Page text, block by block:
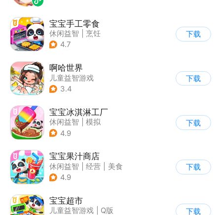
宝宝手工零食
休闲益智
烹饪
| 宝宝巴士
4.7
下载
啊哈世界
儿童益智游戏
3.4
下载
宝宝冰淇淋工厂
休闲益智
模拟
| 宝宝巴士
4.9
下载
宝宝果汁商店
休闲益智 经营
美食
| 宝宝巴士
4.9
下载
宝宝超市
儿童益智游戏
Q版
下载